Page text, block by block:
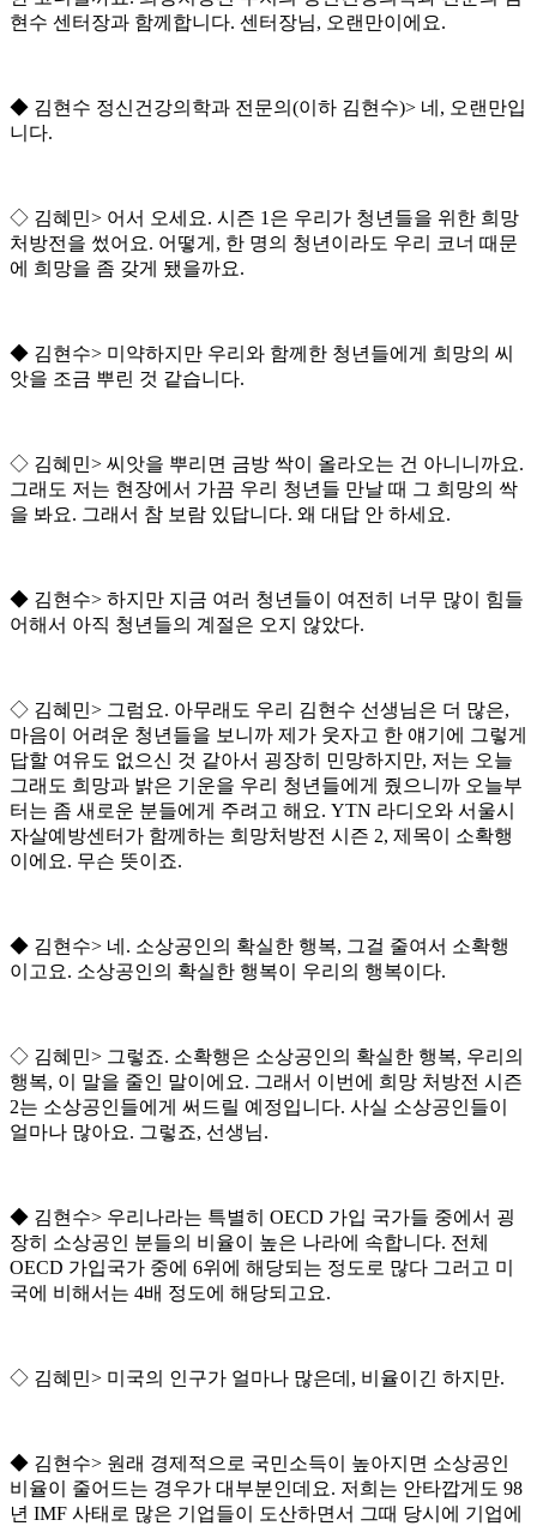
현수 센터장과 함께합니다. 센터장님, 오랜만이에요.
◆ 김현수 정신건강의학과 전문의 (이하 김현수)> 네 , 오랜만입
니다.
◇ 김혜민> 어서 오세요. 시즌 1 은 우리가 청년들을 위한 희망
처방전을 썼어요. 어떻게 , 한 명의 청년이라도 우리 코너 때문
에 희망을 좀 갖게 됐을까요.
◆ 김현수> 미약하지만 우리와 함께한 청년들에게 희망의 씨
앗을 조금 뿌린 것 같습니다.
◇ 김혜민> 씨앗을 뿌리면 금방 싹이 올라오는 건 아니니까요.
그래도 저는 현장에서 가끔 우리 청년들 만날 때 그 희망의 싹
을 봐요. 그래서 참 보람 있답니다. 왜 대답 안 하세요.
◆ 김현수> 하지만 지금 여러 청년들이 여전히 너무 많이 힘들
어해서 아직 청년들의 계절은 오지 않았다.
◇ 김혜민> 그럼요. 아무래도 우리 김현수 선생님은 더 많은,
마음이 어려운 청년들을 보니까 제가 웃자고 한 얘기에 그렇게
답할 여유도 없으신 것 같아서 굉장히 민망하지만, 저는 오늘
그래도 희망과 밝은 기운을 우리 청년들에게 줬으니까 오늘부
터는 좀 새로운 분들에게 주려고 해요. YTN 라디오와 서울시
자살예방센터가 함께하는 희망처방전 시즌 2, 제목이 소확행
이에요. 무슨 뜻이죠.
◆ 김현수> 네 . 소상공인의 확실한 행복, 그걸 줄여서 소확행
이고요. 소상공인의 확실한 행복이 우리의 행복이다.
◇ 김혜민> 그렇죠. 소확행은 소상공인의 확실한 행복, 우리의
행복, 이 말을 줄인 말이에요. 그래서 이번에 희망 처방전 시즌
2는 소상공인들에게 써드릴 예정입니다. 사실 소상공인들이
얼마나 많아요. 그렇죠, 선생님.
◆ 김현수> 우리나라는 특별히 OECD 가입 국가들 중에서 굉
장히 소상공인 분들의 비율이 높은 나라에 속합니다. 전체
OECD 가입국가 중에 6위에 해당되는 정도로 많다 그러고 미
국에 비해서는 4배 정도에 해당되고요.
◇ 김혜민> 미국의 인구가 얼마나 많은데 , 비율이긴 하지만.
◆ 김현수> 원래 경제적으로 국민소득이 높아지면 소상공인
비율이 줄어드는 경우가 대부분인데요. 저희는 안타깝게도 98
년 IMF 사태로 많은 기업들이 도산하면서 그때 당시에 기업에